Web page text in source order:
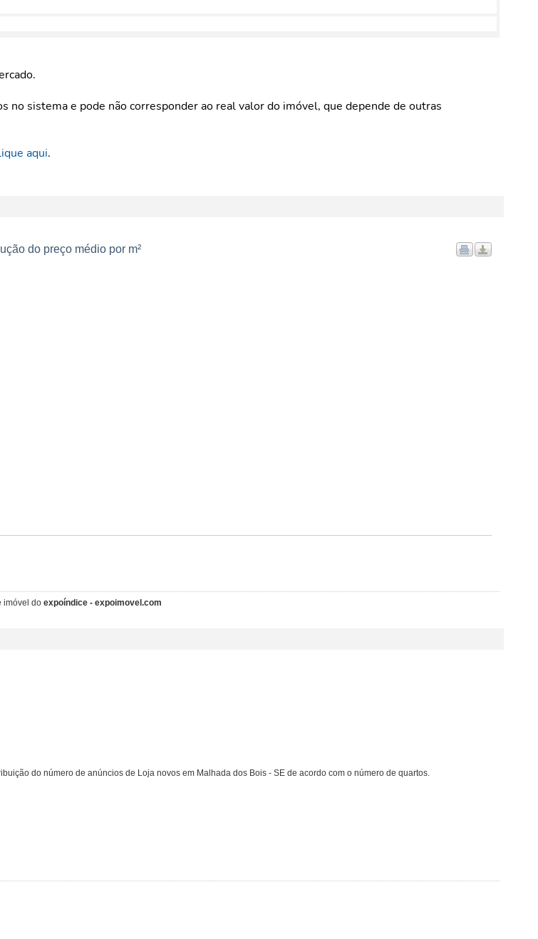
no sistema e pode não corresponder ao real valor do imóvel, que depende de outras
aqui.
do preço médio por m²
imóvel do expoíndice - expoimovel.com
do número de anúncios de Loja novos em Malhada dos Bois - SE de acordo com o número de quartos.